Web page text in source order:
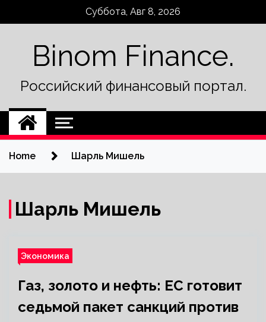
Суббота, Авг 8, 2026
Binom Finance.
Российский финансовый портал.
Home Шарль Мишель
Шарль Мишель
Экономика
Газ, золото и нефть: ЕС готовит
седьмой пакет санкций против